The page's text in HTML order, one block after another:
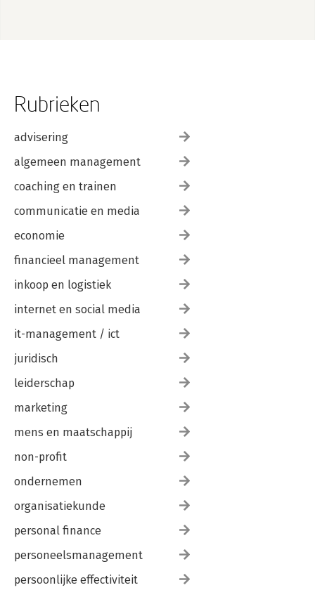
Rubrieken
advisering
algemeen management
coaching en trainen
communicatie en media
economie
financieel management
inkoop en logistiek
internet en social media
it-management / ict
juridisch
leiderschap
marketing
mens en maatschappij
non-profit
ondernemen
organisatiekunde
personal finance
personeelsmanagement
persoonlijke effectiviteit